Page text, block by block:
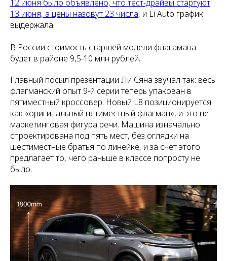
12 июня было объявлено, что тест-драйвы стартуют
13 июня, а цены назовут 23 числа, и Li Auto график
выдержала.
В России стоимость старшей модели флагамана
будет в районе 9,5-10 млн рублей.
Главный посыл презентации Ли Сяна звучал так: весь
флагманский опыт 9-й серии теперь упакован в
пятиместный кроссовер. Новый L8 позиционируется
как «оригинальный пятиместный флагман», и это не
маркетинговая фигура речи. Машина изначально
спроектирована под пять мест, без оглядки на
шестиместные братья по линейке, и за счёт этого
предлагает то, чего раньше в классе попросту не
было.